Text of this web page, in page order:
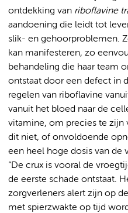
ontdekking van riboflavine
aandoening die leidt tot
slik- en gehoorproblemen.
kan manifesteren, zo
behandeling die haar team
ontstaat door een defect in
regelen van riboflavine
vanuit het bloed naar de
vitamine, om precies te zijn
dit niet, of onvoldoende
een heel hoge dosis van de
“De crux is vooral de
de eerste schade ontstaat.
zorgverleners alert zijn op
met spierzwakte op tijd